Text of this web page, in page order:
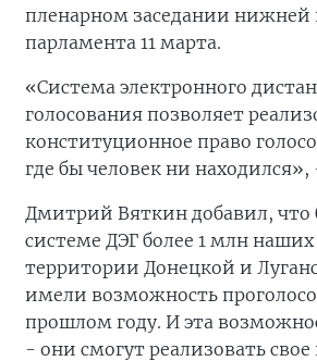
пленарном заседании нижней
парламента 11 марта.
«Система электронного
голосования позволяет
конституционное право
где бы человек ни находился»,
Дмитрий Вяткин добавил, что
системе ДЭГ более 1 млн
территории Донецкой и
имели возможность
прошлом году. И эта
- они смогут реализовать свое